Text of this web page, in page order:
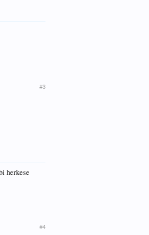
#3
herkese
#4